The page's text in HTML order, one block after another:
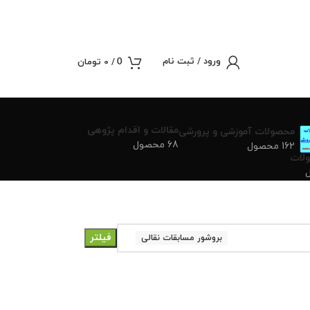
ورود / ثبت نام 0
/
0 تومان
محصولات آموزشی و پرورشی
162 محصول
مقالات و اقدام پژوهی
68 محصول
بروشور مسابقات نقالی فیلتر